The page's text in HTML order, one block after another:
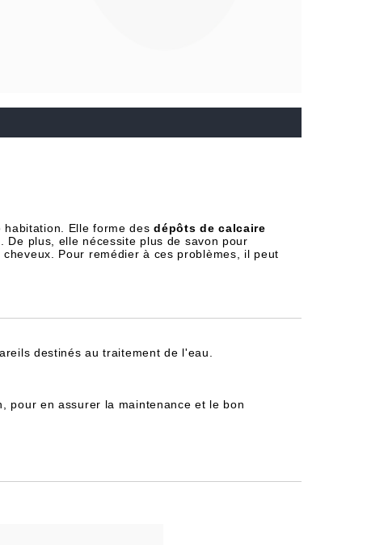
habitation. Elle forme desdépôts de calcaire
plus, elle nécessite plus de savon pour
Pour remédier à ces problèmes, il peut
destinés au traitement de l'eau.
pour en assurer la maintenance et le bon